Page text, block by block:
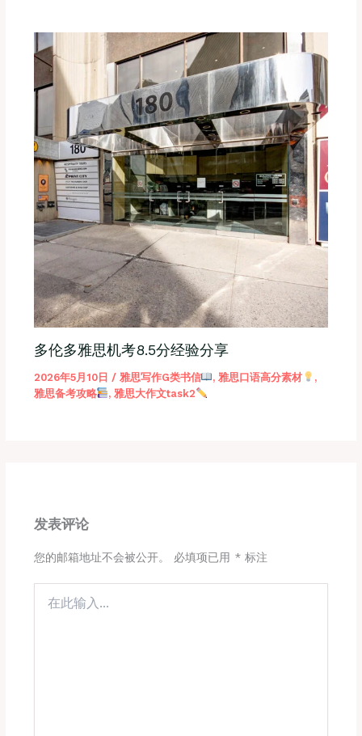
多伦多雅思机考8.5分经验分享
2026年5月10日 / 雅思写作G类书信 , 雅思口语高分素材
,
雅思备考攻略
, 雅思大作文task2
发表评论
您的邮箱地址不会被公开。 必填项已用 *标注